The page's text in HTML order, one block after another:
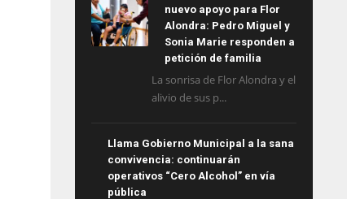
nuevo apoyo para Flor
Alondra: Pedro Miguel y
Sonia Marie responden a
petición de familia
La sonrisa de Flor Alondra y el
alivio de sus p...
Llama Gobierno Municipal a la sana
convivencia: continuarán
operativos “Cero Alcohol” en vía
pública